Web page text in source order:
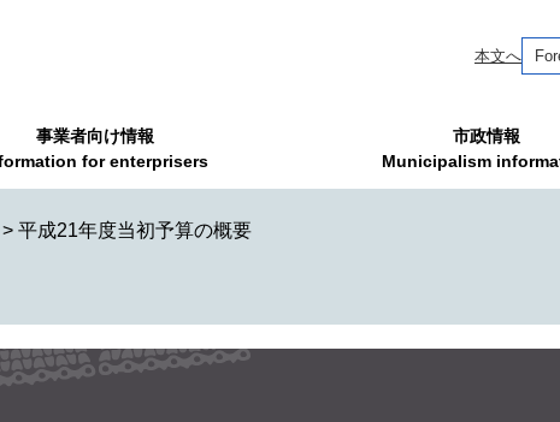
本文へ
事業者向け情報
for enterprisers
市政情報
Municipalism
> 平成21年度当初予算の概要